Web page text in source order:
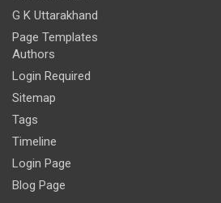
G K Uttarakhand
Page Templates
Authors
Login Required
Sitemap
Tags
Timeline
Login Page
Blog Page